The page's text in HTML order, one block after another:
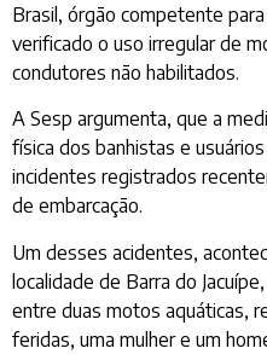
Brasil, órgão competente
verificado o uso irregular de
condutores não habilitados.
A Sesp argumenta, que a
física dos banhistas e
incidentes registrados
de embarcação.
Um desses acidentes,
localidade de Barra do
entre duas motos aquáticas,
feridas, uma mulher e um